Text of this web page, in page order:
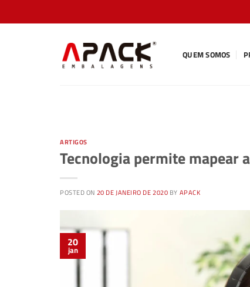
to
QUEM SOMOS
ARTIGOS
Tecnologia permite mapear
POSTED ON 20 DE JANEIRO DE 2020 BY APACK
20
jan